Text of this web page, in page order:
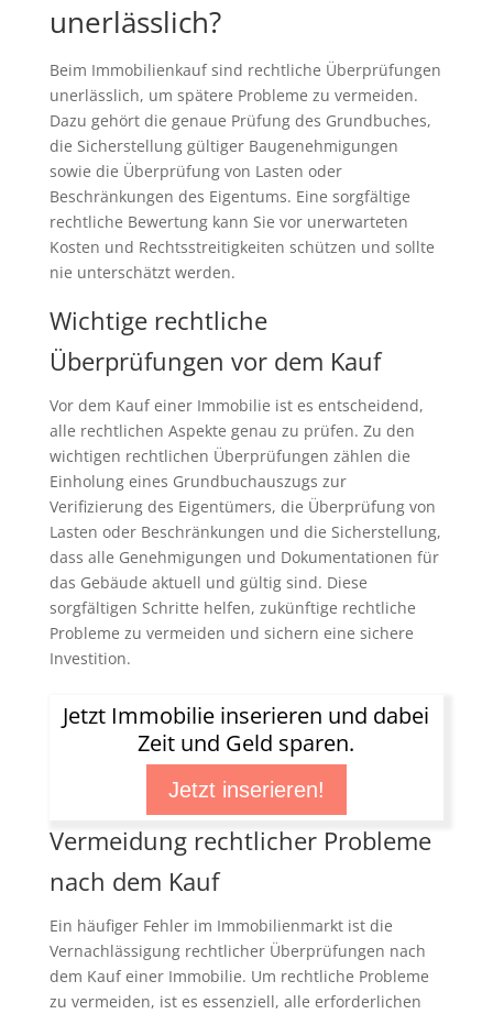
unerlässlich?
Beim Immobilienkauf sind rechtliche Überprüfungen
unerlässlich, um spätere Probleme zu vermeiden.
Dazu gehört die genaue Prüfung des Grundbuches,
die Sicherstellung gültiger Baugenehmigungen
sowie die Überprüfung von Lasten oder
Beschränkungen des Eigentums. Eine sorgfältige
rechtliche Bewertung kann Sie vor unerwarteten
Kosten und Rechtsstreitigkeiten schützen und sollte
nie unterschätzt werden.
Wichtige rechtliche
Überprüfungen vor dem Kauf
Vor dem Kauf einer Immobilie ist es entscheidend,
alle rechtlichen Aspekte genau zu prüfen. Zu den
wichtigen rechtlichen Überprüfungen zählen die
Einholung eines Grundbuchauszugs zur
Verifizierung des Eigentümers, die Überprüfung von
Lasten oder Beschränkungen und die Sicherstellung,
dass alle Genehmigungen und Dokumentationen für
das Gebäude aktuell und gültig sind. Diese
sorgfältigen Schritte helfen, zukünftige rechtliche
Probleme zu vermeiden und sichern eine sichere
Investition.
Jetzt Immobilie inserieren und dabei
Zeit und Geld sparen.
Jetzt inserieren!
Vermeidung rechtlicher Probleme
nach dem Kauf
Ein häufiger Fehler im Immobilienmarkt ist die
Vernachlässigung rechtlicher Überprüfungen nach
dem Kauf einer Immobilie. Um rechtliche Probleme
zu vermeiden, ist es essenziell, alle erforderlichen